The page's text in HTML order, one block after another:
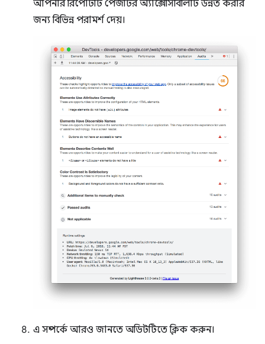
আপনার রিপোর্টটি পেজটির অ্যাক্সেসিবিলিটি উন্নত করার
জন্য বিভিন্ন পরামর্শ দেয়।
এ সম্পর্কে আরও জানতে অডিটটিতে ক্লিক করুন।